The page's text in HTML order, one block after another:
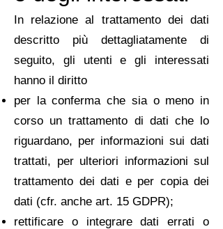
In relazione al trattamento dei dati
descritto più dettagliatamente di
seguito, gli utenti e gli interessati
hanno il diritto
per la conferma che sia o meno in
corso un trattamento di dati che lo
riguardano, per informazioni sui dati
trattati, per ulteriori informazioni sul
trattamento dei dati e per copia dei
dati (cfr. anche art. 15 GDPR);
rettificare o integrare dati errati o